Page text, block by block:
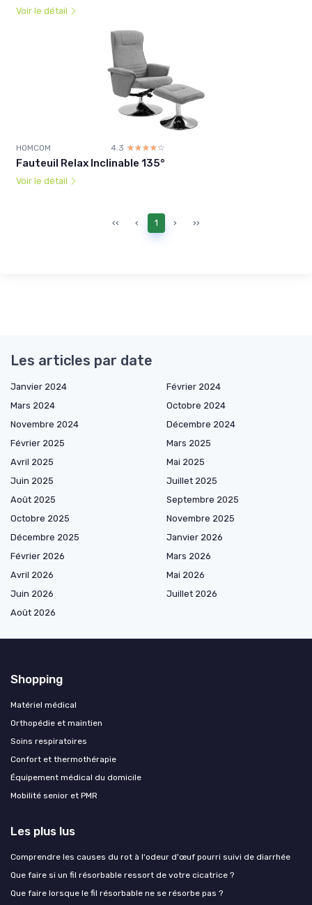
Voir le détail
HOMCOM 4.3 ☆☆☆☆☆
★★★★★
Fauteuil Relax Inclinable 135°
Voir le détail
‹‹ ‹ 1 › ››
Les articles par date
Janvier 2024
Février 2024
Mars 2024
Octobre 2024
Novembre 2024
Décembre 2024
Février 2025
Mars 2025
Avril 2025
Mai 2025
Juin 2025
Juillet 2025
Août 2025
Septembre 2025
Octobre 2025
Novembre 2025
Décembre 2025
Janvier 2026
Février 2026
Mars 2026
Avril 2026
Mai 2026
Juin 2026
Juillet 2026
Août 2026
Shopping
Matériel médical
Orthopédie et maintien
Soins respiratoires
Confort et thermothérapie
Équipement médical du domicile
Mobilité senior et PMR
Les plus lus
Comprendre les causes du rot à l'odeur d'œuf pourri suivi de diarrhée
Que faire si un fil résorbable ressort de votre cicatrice ?
Que faire lorsque le fil résorbable ne se résorbe pas ?